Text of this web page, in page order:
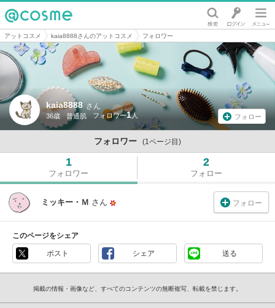
@cosme
アットコスメ kaia8888さんのアットコスメ フォロワー
kaia8888 さん
36歳 普通肌 1 フォロー
フォロワー (1ページ目)
1
フォロワー
2
フォロー
ミッキー・Ｍ さん フォロー
このページをシェア
ポスト シェア 送る
掲載の情報・画像など、すべてのコンテンツの無断複写、転載を禁じます。